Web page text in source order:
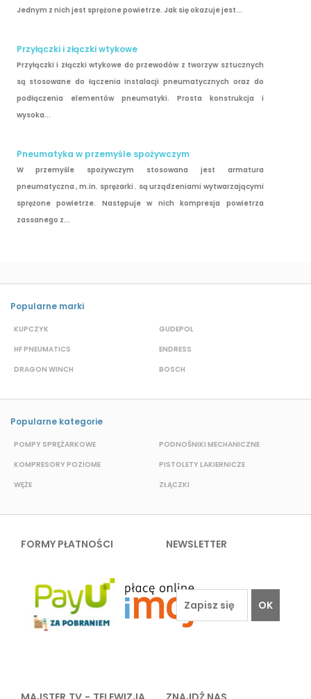
Jednym z nich jest sprężone powietrze. Jak się okazuje jest...
Przyłączki i złączki wtykowe
Przyłączki i złączki wtykowe do przewodów z tworzyw sztucznych
są stosowane do łączenia instalacji pneumatycznych oraz do
podłączenia elementów pneumatyki. Prosta konstrukcja i
wysoka...
Pneumatyka w przemyśle spożywczym
W przemyśle spożywczym stosowana jest armatura
pneumatyczna , m.in. sprężarki . są urządzeniami wytwarzającymi
sprężone powietrze. Następuje w nich kompresja powietrza
zassanego z...
Popularne marki
KUPCZYK
HF PNEUMATICS
DRAGON WINCH
GUDEPOL
ENDRESS
BOSCH
Popularne kategorie
POMPY SPRĘŻARKOWE
KOMPRESORY POZIOME
WĘŻE
PODNOŚNIKI MECHANICZNE
PISTOLETY LAKIERNICZE
ZŁĄCZKI
FORMY PŁATNOŚCI NEWSLETTER
OK